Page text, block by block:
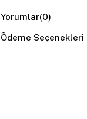
Yorumlar(0)
Ödeme Seçenekleri